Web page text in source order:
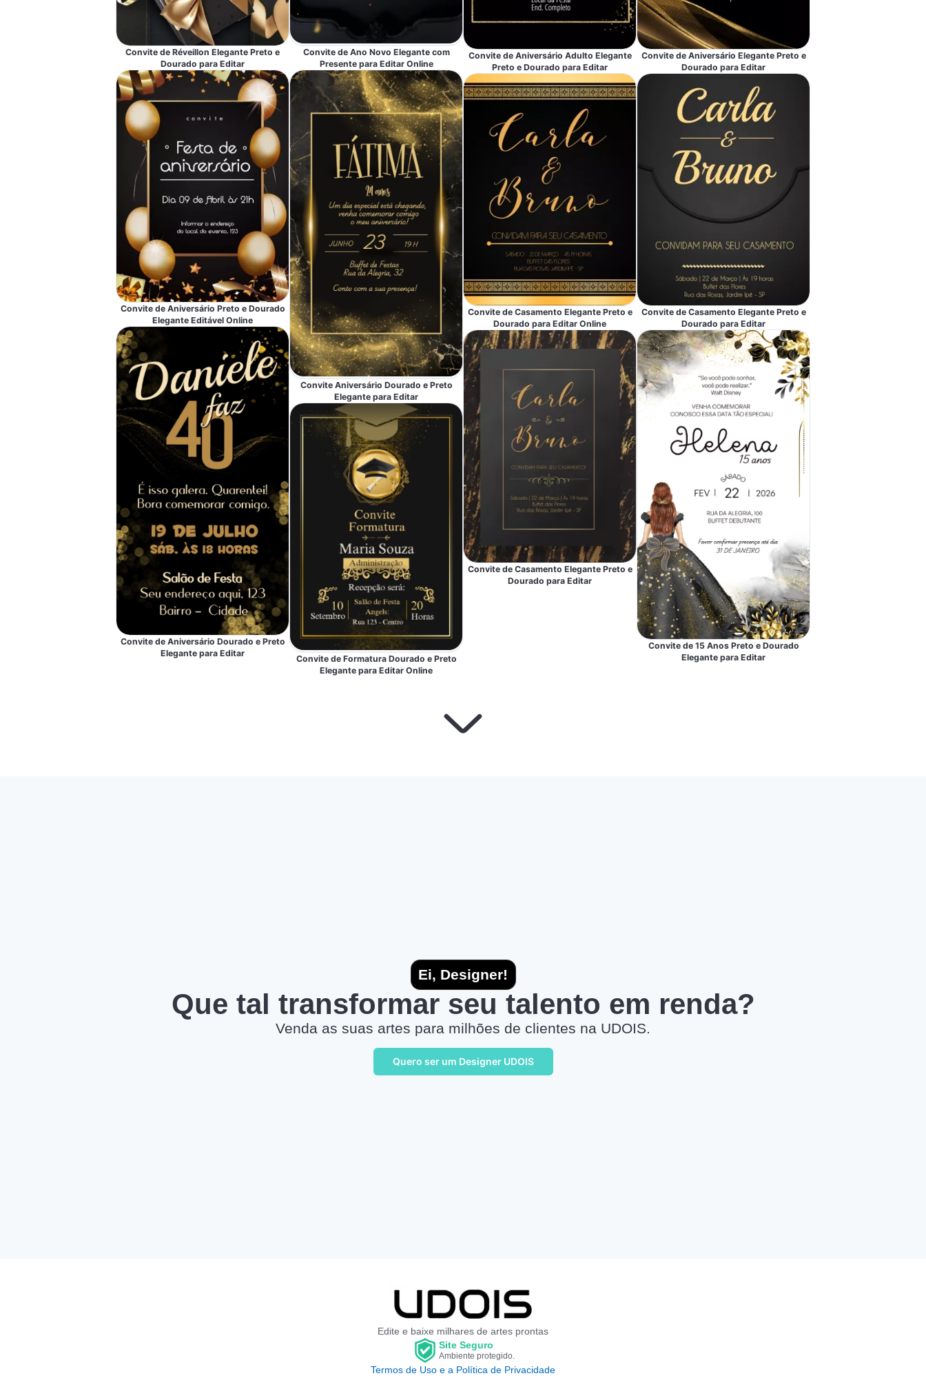
Convite de Réveillon Elegante Preto e
Dourado para Editar
Convite de Aniversário Preto e Dourado
Elegante Editável Online
Convite de Aniversário Dourado e Preto
Elegante para Editar
Convite de Ano Novo Elegante com
Presente para Editar Online
Convite Aniversário Dourado e Preto
Elegante para Editar
Convite de Formatura Dourado e Preto
Elegante para Editar Online
Convite de Aniversário Adulto Elegante
Preto e Dourado para Editar
Convite de Casamento Elegante Preto e
Dourado para Editar Online
Convite de Casamento Elegante Preto e
Dourado para Editar
Convite de Aniversário Elegante Preto e
Dourado para Editar
Convite de Casamento Elegante Preto e
Dourado para Editar
Convite de 15 Anos Preto e Dourado
Elegante para Editar
Ei, Designer!
Que tal transformar seu talento em renda?
Venda as suas artes para milhões de clientes na UDOIS.
Quero ser um Designer UDOIS
Edite e baixe milhares de artes prontas
Site Seguro
Ambiente protegido.
Termos de Uso e a Política de Privacidade